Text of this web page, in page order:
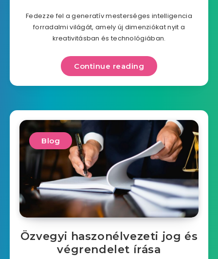
Fedezze fel a generatív mesterséges intelligencia
forradalmi világát, amely új dimenziókat nyit a
kreativitásban és technológiában.
Continue reading
Blog
Özvegyi haszonélvezeti jog és
végrendelet írása